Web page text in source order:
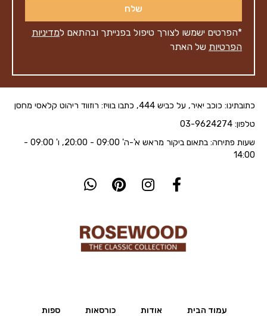
שלח
*הפרטים ישמשו לצורך טיפול בפנייתך ובהתאם למדיניות
הפרטיות של האתר
כתובתינו: כוכב יאיר, על כביש 444, כתבו בוויז: רוזווד ריהוט קלאסי מחסן
טלפון: 03-9624274
שעות פתיחה: בתאום ביקור מראש א'-ה' 09:00 - 20:00, ו' 09:00 -
14:00
עמוד הבית אודות כורסאות ספות